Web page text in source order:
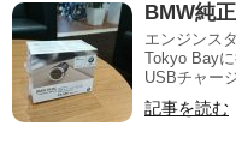
BMW純
エンジンス
Tokyo Bay
USBチャー
記事を読む